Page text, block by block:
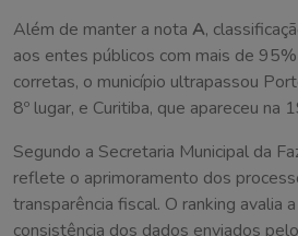
Além de manter a nota A,
aos entes públicos com mais de
corretas, o município ultrapassou
8º lugar, e Curitiba, que apareceu na
Segundo a Secretaria Municipal da
reflete o aprimoramento dos
transparência fiscal. O ranking avalia
consistência dos dados enviados